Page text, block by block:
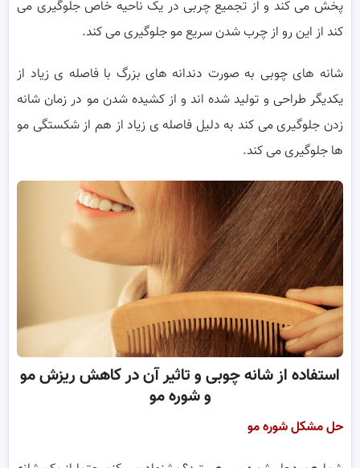
پخش می کند و از تجمیع چربی در یک ناحیه خاص جلوگیری می
کند از این رو از چرب شدن سریع مو جلوگیری می کند.
شانه های چوبی به صورت دندانه های بزرگ با فاصله ی زیاد از
یکدیگر طراحی و تولید شده اند و از کشیده شدن مو در زمان شانه
زدن جلوگیری می کند به دلیل فاصله ی زیاد از هم از شکستگی مو
ها جلوگیری می کند.
استفاده از شانه چوبی و تاثیر آن در کاهش ریزش مو
و شوره مو
حل مشکل شوره مو